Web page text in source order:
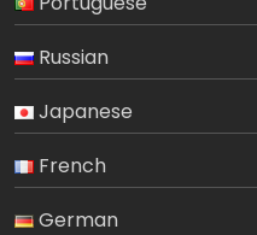
Russian
Japanese
French
German